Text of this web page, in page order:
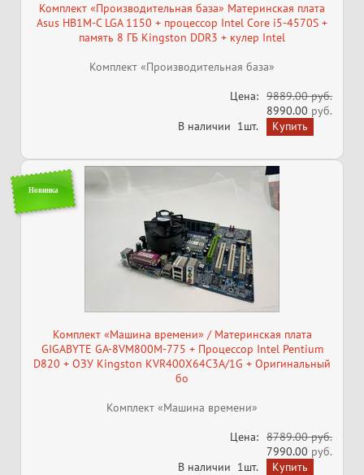
Комплект «Производительная база» Материнская плата
Asus HB1M-C LGA 1150 + процессор Intel Core i5-4570S +
память 8 ГБ Kingston DDR3 + кулер Intel
Комплект «Производительная база»
Цена: 9889.00 руб.
8990.00 руб.
В наличии 1шт.
Новинка
Комплект «Машина времени» / Материнская плата
GIGABYTE GA-8VM800M-775 + Процессор Intel Pentium
D820 + ОЗУ Kingston KVR400X64C3A/1G + Оригинальный
бо
Комплект «Машина времени»
Цена: 8789.00 руб.
7990.00 руб.
В наличии 1шт.